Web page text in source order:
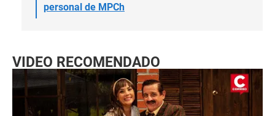
personal de MPCh
VIDEO RECOMENDADO